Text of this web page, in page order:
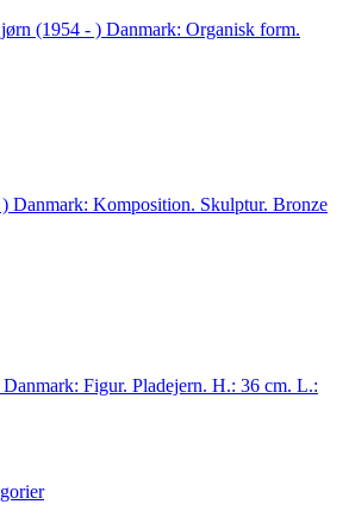
(1954 - ) Danmark: Organisk form.
) Danmark: Komposition. Skulptur. Bronze
Figur. Pladejern. H.: 36 cm. L.: